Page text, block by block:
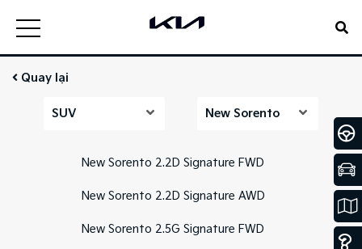
Quay lại
SUV New Sorento
New Sorento 2.2D Signature FWD
New Sorento 2.2D Signature AWD
New Sorento 2.5G Signature FWD